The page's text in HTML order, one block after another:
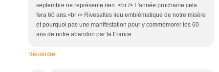
septembre ne représente rien..<br /> L'année prochaine cela
fera 60 ans.<br /> Rivesaltes lieu emblématique de notre misère
et pourquoi pas une manifestation pour y commémorer les 60
ans de notre abandon par la France.
Répondre